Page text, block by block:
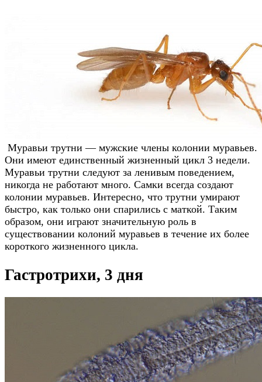
Муравьи трутни — мужские члены колонии муравьев.
Они имеют единственный жизненный цикл 3 недели.
Муравьи трутни следуют за ленивым поведением,
никогда не работают много. Самки всегда создают
колонии муравьев. Интересно, что трутни умирают
быстро, как только они спарились с маткой. Таким
образом, они играют значительную роль в
существовании колоний муравьев в течение их более
короткого жизненного цикла.
Гастротрихи, 3 дня